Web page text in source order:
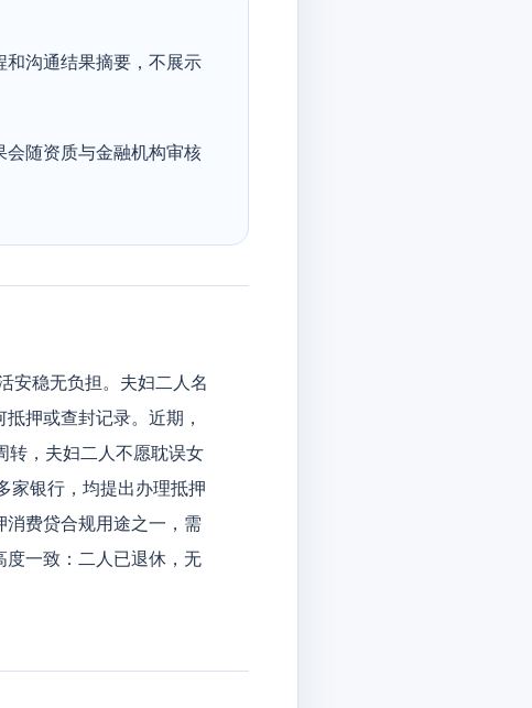
和沟通结果摘要，不展示
会随资质与金融机构审核
安稳无负担。夫妇二人名
押或查封记录。近期，
转，夫妇二人不愿耽误女
家银行，均提出办理抵押
费贷合规用途之一，需
度一致：二人已退休，无